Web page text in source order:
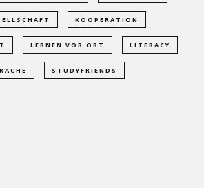
KOOPERATION
LERNEN VOR ORT LITERACY
STUDYFRIENDS